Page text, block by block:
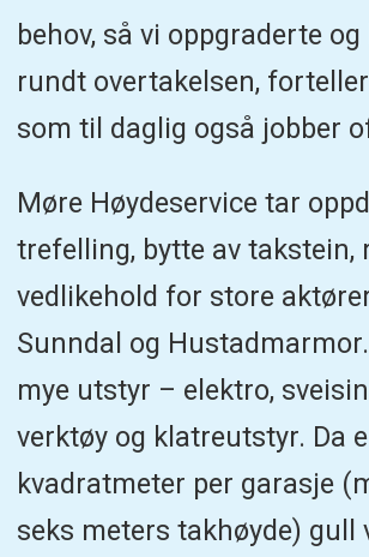
behov, så vi oppgraderte
rundt overtakelsen,
som til daglig også jobber
Møre Høydeservice tar
trefelling, bytte av takstein,
vedlikehold for store
Sunndal og
mye utstyr – elektro,
verktøy og klatreutstyr. Da
kvadratmeter per garasje
seks meters takhøyde) gull